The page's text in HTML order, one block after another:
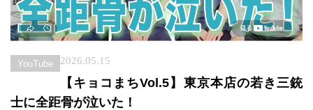
YouTube 2026.05.15
【キョコまちVol.5】東京本店の若き三銃
士に全距骨が泣いた！